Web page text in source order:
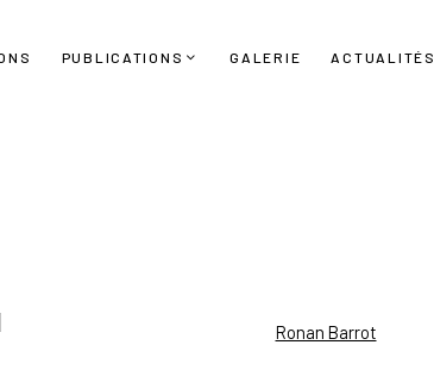
PUBLICATIONS GALERIE ACTUALITÉS